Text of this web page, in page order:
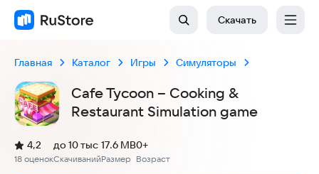
Скачать
Главная Каталог Игры Симуляторы
Cafe Tycoon – Cooking &
Restaurant Simulation game
Рейтинг:
4,2
(
18 оценок
)
Скачиваний
до 10 тыс
Размер
17.6 MB
Возраст
0+